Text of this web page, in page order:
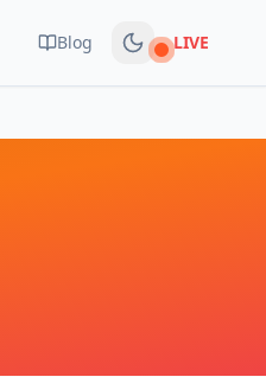
Blog Na żywo
LIVE